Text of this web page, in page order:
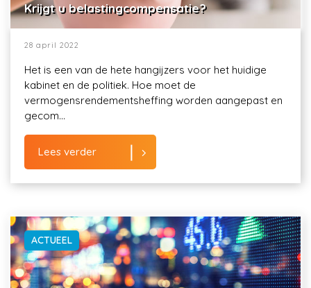
Krijgt u belastingcompensatie?
28 april 2022
Het is een van de hete hangijzers voor het huidige
kabinet en de politiek. Hoe moet de
vermogensrendementsheffing worden aangepast en
gecom...
Lees verder
ACTUEEL